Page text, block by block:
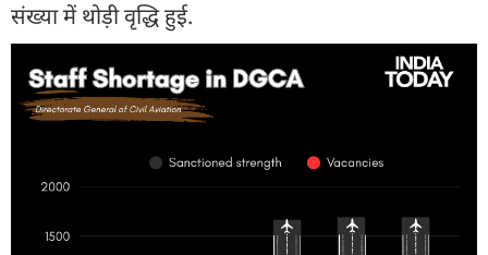
संख्या में थोड़ी वृद्धि हुई.